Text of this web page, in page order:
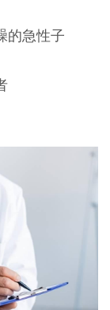
的急性子